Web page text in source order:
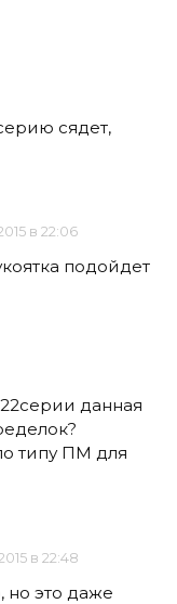
сядет,
в 22:06
подойдет
данная
типу ПМ для
в 22:48
но это даже